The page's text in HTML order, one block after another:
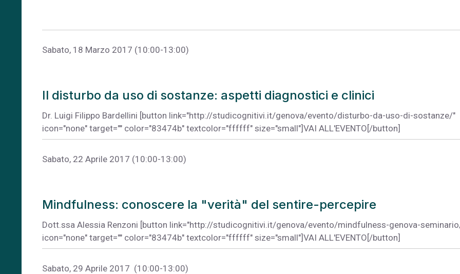
Sabato, 18 Marzo 2017 (10:00-13:00)
Il disturbo da uso di sostanze: aspetti diagnostici e clinici
Dr. Luigi Filippo Bardellini [button link="http://studicognitivi.it/genova/evento/disturbo-da-uso-di-sostanze/"
icon="none" target="" color="83474b" textcolor="ffffff" size="small"]VAI ALL'EVENTO[/button]
Sabato, 22 Aprile 2017 (10:00-13:00)
Mindfulness: conoscere la "verità" del sentire-percepire
Dott.ssa Alessia Renzoni [button link="http://studicognitivi.it/genova/evento/mindfulness-genova-
icon="none" target="" color="83474b" textcolor="ffffff" size="small"]VAI ALL'EVENTO[/button]
Sabato, 29 Aprile 2017 (10:00-13:00)